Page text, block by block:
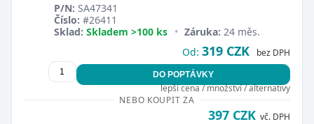
P/N: SA47341
Číslo: #26411
Sklad: Skladem >100 ks • Záruka: 24 měs.
Od: 319 CZK bez DPH
DO POPTÁVKY
lepší cena / množství / alternativy
NEBO KOUPIT ZA
397 CZK vč. DPH